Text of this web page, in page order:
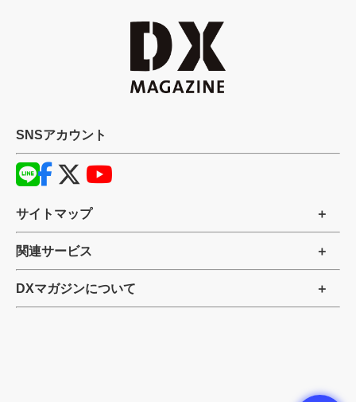
SNSアカウント
サイトマップ
関連サービス
DXマガジンについて